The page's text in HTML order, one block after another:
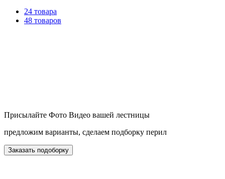
24 товара
48 товаров
Присылайте Фото Видео вашей лестницы
предложим варианты, сделаем подборку перил
Заказать подоборку